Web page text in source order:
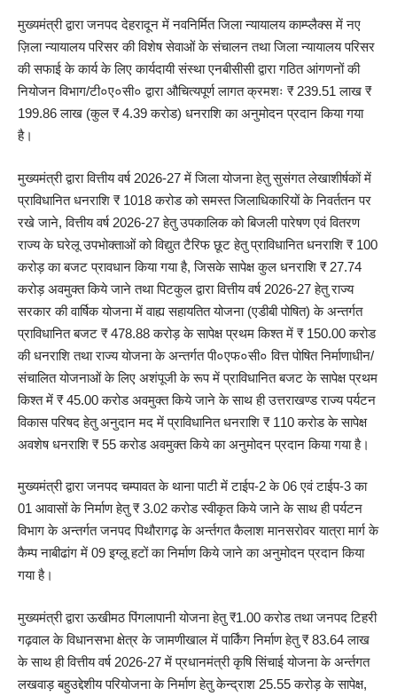
मुख्यमंत्री द्वारा जनपद देहरादून में नवनिर्मित जिला न्यायालय काम्प्लैक्स में नए
ज़िला न्यायालय परिसर की विशेष सेवाओं के संचालन तथा जिला न्यायालय परिसर
की सफाई के कार्य के लिए कार्यदायी संस्था एनबीसीसी द्वारा गठित आंगणनों की
नियोजन विभाग/टी०ए०सी० द्वारा औचित्यपूर्ण लागत क्रमशः ₹ 239.51 लाख ₹
199.86 लाख (कुल ₹ 4.39 करोड) धनराशि का अनुमोदन प्रदान किया गया
है।
मुख्यमंत्री द्वारा वित्तीय वर्ष 2026-27 में जिला योजना हेतु सुसंगत लेखाशीर्षकों में
प्राविधानित धनराशि ₹ 1018 करोड को समस्त जिलाधिकारियों के निवर्ततन पर
रखे जाने, वित्तीय वर्ष 2026-27 हेतु उपकालिक को बिजली पारेषण एवं वितरण
राज्य के घरेलू उपभोक्ताओं को विद्युत टैरिफ छूट हेतु प्राविधानित धनराशि ₹ 100
करोड़ का बजट प्रावधान किया गया है, जिसके सापेक्ष कुल धनराशि ₹ 27.74
करोड़ अवमुक्त किये जाने तथा पिटकुल द्वारा वित्तीय वर्ष 2026-27 हेतु राज्य
सरकार की वार्षिक योजना में वाह्य सहायतित योजना (एडीबी पोषित) के अन्तर्गत
प्राविधानित बजट ₹ 478.88 करोड़ के सापेक्ष प्रथम किश्त में ₹ 150.00 करोड
की धनराशि तथा राज्य योजना के अन्तर्गत पी०एफ०सी० वित्त पोषित निर्माणाधीन/
संचालित योजनाओं के लिए अशंपूजी के रूप में प्राविधानित बजट के सापेक्ष प्रथम
किश्त में ₹ 45.00 करोड अवमुक्त किये जाने के साथ ही उत्तराखण्ड राज्य पर्यटन
विकास परिषद हेतु अनुदान मद में प्राविधानित धनराशि ₹ 110 करोड के सापेक्ष
अवशेष धनराशि ₹ 55 करोड अवमुक्त किये का अनुमोदन प्रदान किया गया है।
मुख्यमंत्री द्वारा जनपद चम्पावत के थाना पाटी में टाईप-2 के 06 एवं टाईप-3 का
01 आवासों के निर्माण हेतु ₹ 3.02 करोड स्वीकृत किये जाने के साथ ही पर्यटन
विभाग के अन्तर्गत जनपद पिथौरागढ़ के अर्न्तगत कैलाश मानसरोवर यात्रा मार्ग के
कैम्प नाबीढांग में 09 इग्लू हटों का निर्माण किये जाने का अनुमोदन प्रदान किया
गया है।
मुख्यमंत्री द्वारा ऊखीमठ पिंगलापानी योजना हेतु ₹1.00 करोड तथा जनपद टिहरी
गढ़वाल के विधानसभा क्षेत्र के जामणीखाल में पार्किंग निर्माण हेतु ₹ 83.64 लाख
के साथ ही वित्तीय वर्ष 2026-27 में प्रधानमंत्री कृषि सिंचाई योजना के अर्न्तगत
लखवाड़ बहुउद्देशीय परियोजना के निर्माण हेतु केन्द्राश 25.55 करोड़ के सापेक्ष,